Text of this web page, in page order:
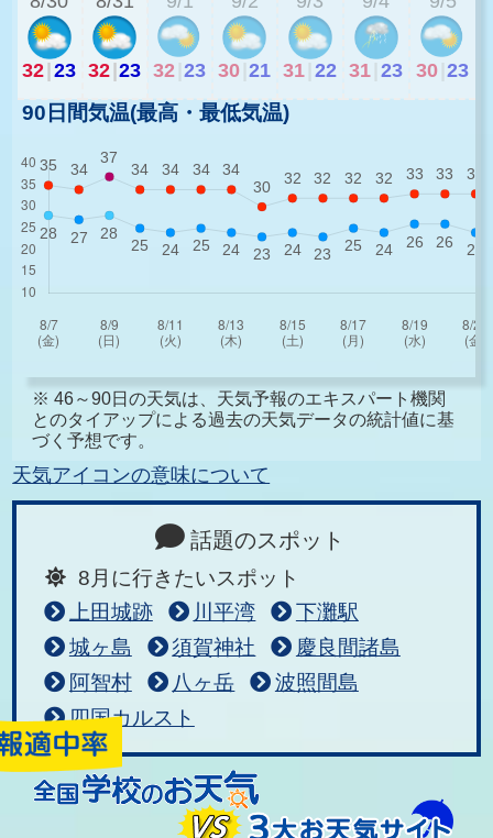
32|23 32|23 32 23 30 21 31 22 31 23 30 23
90日間気温(最高・最低気温)
※ 46～90日の天気は、天気予報のエキスパート機関
とのタイアップによる過去の天気データの統計値に基
づく予想です。
天気アイコンの意味について
話題のスポット
8月に行きたいスポット
上田城跡
川平湾
下灘駅
城ヶ島
須賀神社
慶良間諸島
阿智村
八ヶ岳
波照間島
四国カルスト